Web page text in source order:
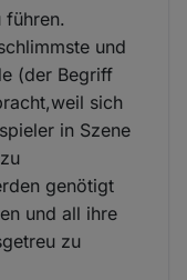
führen.
und
(der Begriff
sich
in Szene
genötigt
und all ihre
zu